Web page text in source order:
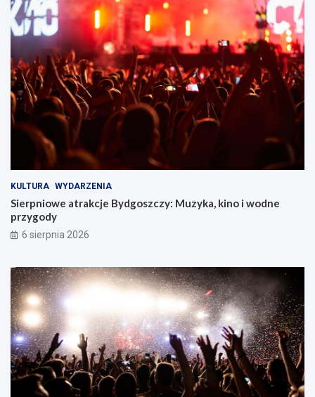
KULTURA WYDARZENIA
Sierpniowe atrakcje Bydgoszczy: Muzyka, kino i wodne
przygody
6 sierpnia 2026